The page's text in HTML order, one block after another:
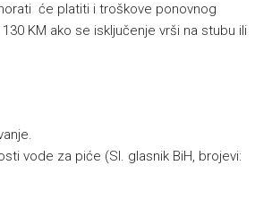
će platiti i troškove ponovnog
KM ako se isključenje vrši na stubu ili
vode za piće (Sl. glasnik BiH, brojevi: